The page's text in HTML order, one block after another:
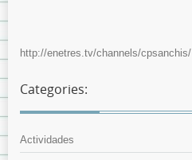
http://enetres.tv/channels/cpsanchis/
Categories:
Actividades